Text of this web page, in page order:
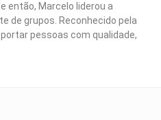
então, Marcelo liderou a
de grupos. Reconhecido pela
pessoas com qualidade,